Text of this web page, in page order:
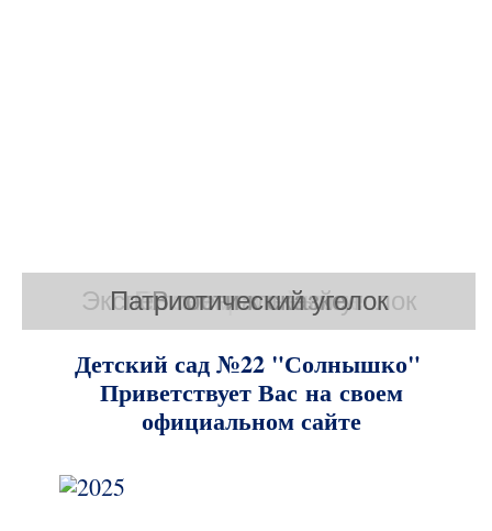
Бессмертный полк
Готовимся к школе
Экспериментальный уголок
В гости к сказке
Патриотический уголок
Детский сад №22 "Солнышко"
Приветствует Вас на своем
официальном сайте